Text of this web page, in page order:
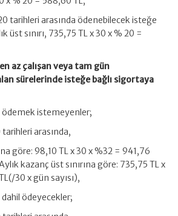
tarihleri arasında ödenebilecek isteğe
üst sınırı, 735,75 TL x 30 x % 20 =
az çalışan veya tam gün
sürelerinde isteğe bağlı sigortaya
ödemek istemeyenler;
arasında,
göre: 98,10 TL x 30 x %32 = 941,76
kazanç üst sınırına göre: 735,75 TL x
30 x gün sayısı),
ödeyecekler;